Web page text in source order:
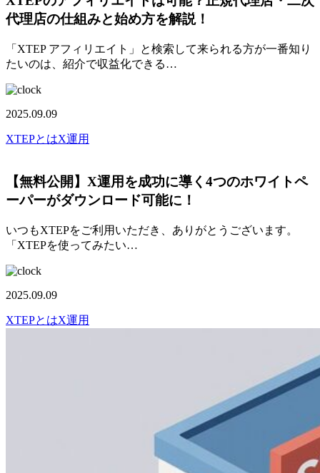
代理店の仕組みと始め方を解説！
「XTEP アフィリエイト」と検索して来られる方が一番知り
たいのは、紹介で収益化できる…
2025.09.09
XTEPとはX運用
【無料公開】X運用を成功に導く4つのホワイトペ
ーパーがダウンロード可能に！
いつもXTEPをご利用いただき、ありがとうございます。
「XTEPを使ってみたい…
2025.09.09
XTEPとはX運用